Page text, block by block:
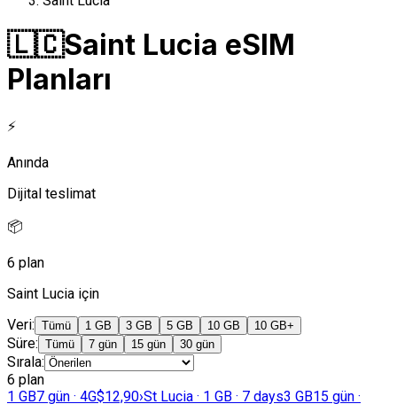
🇱🇨Saint Lucia eSIM
Planları
⚡
Anında
Dijital teslimat
📦
6 plan
Saint Lucia için
Veri: Tümü 1 GB 3 GB 5 GB 10 GB 10 GB+
Süre: Tümü 7 gün 15 gün 30 gün
Sırala:
6 plan
1 GB7 gün · 4G$12,90›St Lucia · 1 GB · 7 days3 GB15 gün ·